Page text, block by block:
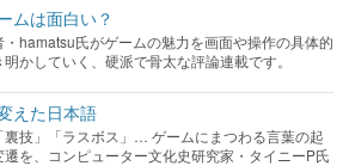
えた日本語
裏技」「ラスボス」… ゲームにまつわる言葉の起
を、コンピューター文化史研究家・タイニーP氏